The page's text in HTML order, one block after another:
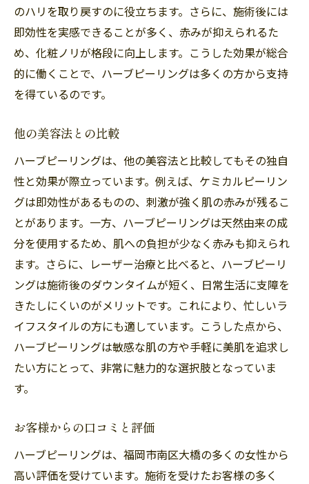
のハリを取り戻すのに役立ちます。さらに、施術後には
即効性を実感できることが多く、赤みが抑えられるた
め、化粧ノリが格段に向上します。こうした効果が総合
的に働くことで、ハーブピーリングは多くの方から支持
を得ているのです。
他の美容法との比較
ハーブピーリングは、他の美容法と比較してもその独自
性と効果が際立っています。例えば、ケミカルピーリン
グは即効性があるものの、刺激が強く肌の赤みが残るこ
とがあります。一方、ハーブピーリングは天然由来の成
分を使用するため、肌への負担が少なく赤みも抑えられ
ます。さらに、レーザー治療と比べると、ハーブピーリ
ングは施術後のダウンタイムが短く、日常生活に支障を
きたしにくいのがメリットです。これにより、忙しいラ
イフスタイルの方にも適しています。こうした点から、
ハーブピーリングは敏感な肌の方や手軽に美肌を追求し
たい方にとって、非常に魅力的な選択肢となっていま
す。
お客様からの口コミと評価
ハーブピーリングは、福岡市南区大橋の多くの女性から
高い評価を受けています。施術を受けたお客様の多く